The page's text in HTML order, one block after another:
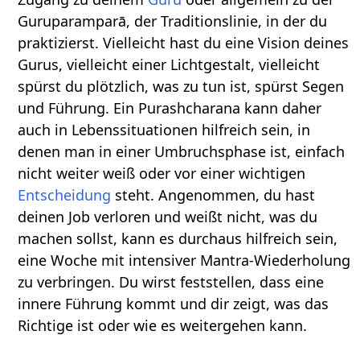
Guruparamparā, der Traditionslinie, in der du
praktizierst. Vielleicht hast du eine Vision deines
Gurus, vielleicht einer Lichtgestalt, vielleicht
spürst du plötzlich, was zu tun ist, spürst Segen
und Führung. Ein Purashcharana kann daher
auch in Lebenssituationen hilfreich sein, in
denen man in einer Umbruchsphase ist, einfach
nicht weiter weiß oder vor einer wichtigen
Entscheidung steht. Angenommen, du hast
deinen Job verloren und weißt nicht, was du
machen sollst, kann es durchaus hilfreich sein,
eine Woche mit intensiver Mantra-Wiederholung
zu verbringen. Du wirst feststellen, dass eine
innere Führung kommt und dir zeigt, was das
Richtige ist oder wie es weitergehen kann.